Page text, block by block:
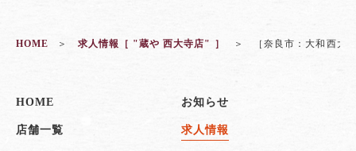
HOME 求人情報［ "蔵や 西大寺店" ］ ［奈良市：大和西
HOME お知らせ
店舗一覧 求人情報